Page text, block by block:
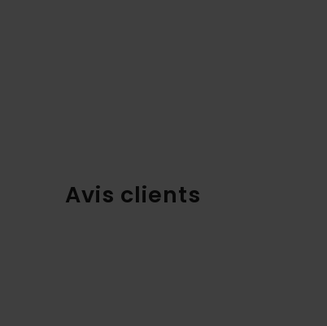
Avis clients